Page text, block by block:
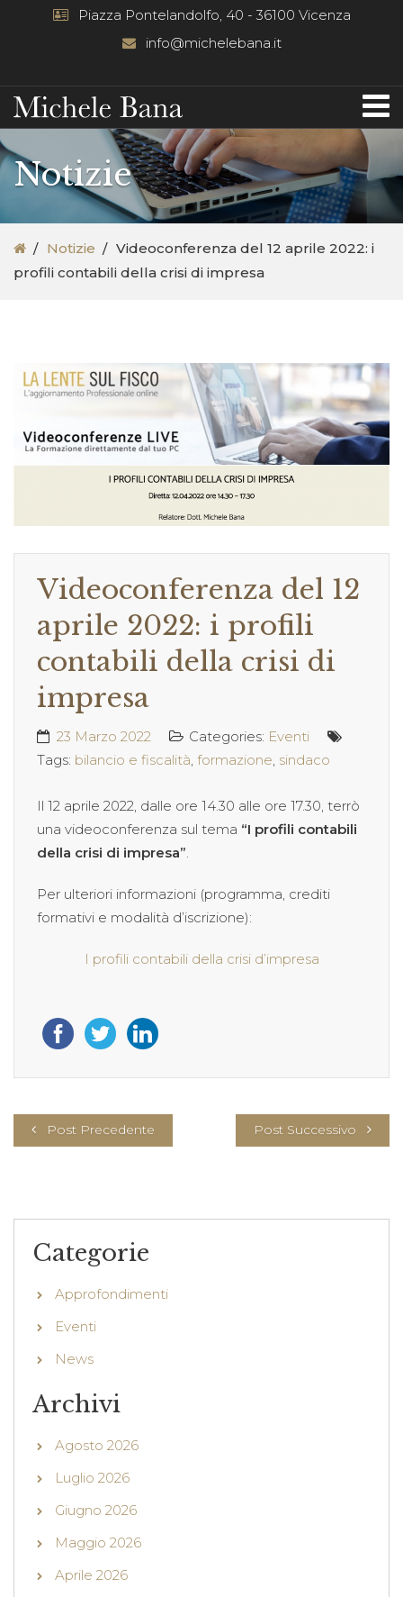
Piazza Pontelandolfo, 40 - 36100 Vicenza
info@michelebana.it
Notizie
Notizie
Videoconferenza del 12 aprile 2022: i
profili contabili della crisi di impresa
Videoconferenza del 12
aprile 2022: i profili
contabili della crisi di
impresa
23 Marzo 2022 Categories: Eventi
Tags: bilancio e fiscalità formazione sindaco
Il 12 aprile 2022, dalle ore 14.30 alle ore 17.30, terrò
una videoconferenza sul tema “I profili contabili
della crisi di impresa”
Per ulteriori informazioni (programma, crediti
formativi e modalità d’iscrizione):
I profili contabili della crisi d’impresa
Post Precedente Post Successivo
Categorie
Approfondimenti
Eventi
News
Archivi
Agosto 2026
Luglio 2026
Giugno 2026
Maggio 2026
Aprile 2026